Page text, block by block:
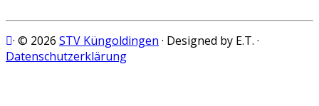
· © 2026 STV Küngoldingen · Designed by E.T. ·
Datenschutzerklärung